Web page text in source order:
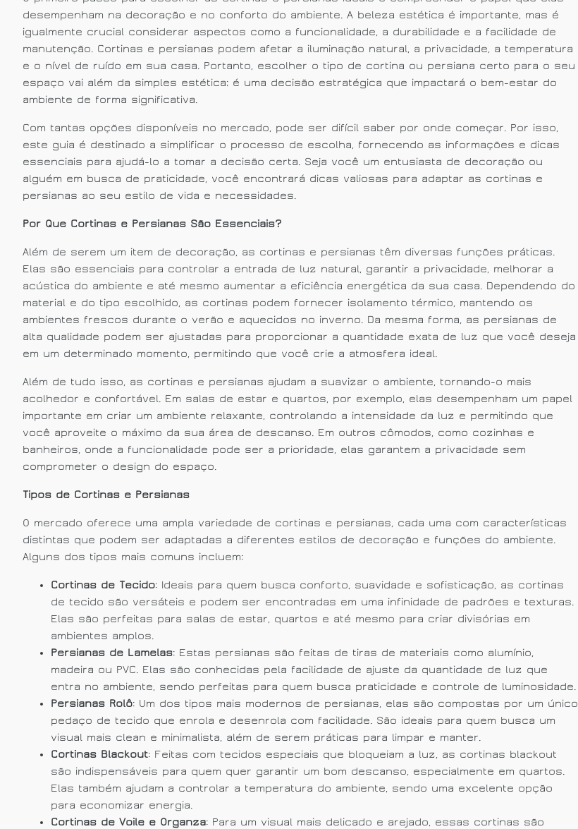
desempenham na decoração e no conforto do ambiente. A beleza estética é importante, mas é
igualmente crucial considerar aspectos como a funcionalidade, a durabilidade e a facilidade de
manutenção. Cortinas e persianas podem afetar a iluminação natural, a privacidade, a temperatura
e o nível de ruído em sua casa. Portanto, escolher o tipo de cortina ou persiana certo para o seu
espaço vai além da simples estética; é uma decisão estratégica que impactará o bem-estar do
ambiente de forma significativa.
Com tantas opções disponíveis no mercado, pode ser difícil saber por onde começar. Por isso,
este guia é destinado a simplificar o processo de escolha, fornecendo as informações e dicas
essenciais para ajudá-lo a tomar a decisão certa. Seja você um entusiasta de decoração ou
alguém em busca de praticidade, você encontrará dicas valiosas para adaptar as cortinas e
persianas ao seu estilo de vida e necessidades.
Por Que Cortinas e Persianas São Essenciais?
Além de serem um item de decoração, as cortinas e persianas têm diversas funções práticas.
Elas são essenciais para controlar a entrada de luz natural, garantir a privacidade, melhorar a
acústica do ambiente e até mesmo aumentar a eficiência energética da sua casa. Dependendo do
material e do tipo escolhido, as cortinas podem fornecer isolamento térmico, mantendo os
ambientes frescos durante o verão e aquecidos no inverno. Da mesma forma, as persianas de
alta qualidade podem ser ajustadas para proporcionar a quantidade exata de luz que você deseja
em um determinado momento, permitindo que você crie a atmosfera ideal.
Além de tudo isso, as cortinas e persianas ajudam a suavizar o ambiente, tornando-o mais
acolhedor e confortável. Em salas de estar e quartos, por exemplo, elas desempenham um papel
importante em criar um ambiente relaxante, controlando a intensidade da luz e permitindo que
você aproveite o máximo da sua área de descanso. Em outros cômodos, como cozinhas e
banheiros, onde a funcionalidade pode ser a prioridade, elas garantem a privacidade sem
comprometer o design do espaço.
Tipos de Cortinas e Persianas
O mercado oferece uma ampla variedade de cortinas e persianas, cada uma com características
distintas que podem ser adaptadas a diferentes estilos de decoração e funções do ambiente.
Alguns dos tipos mais comuns incluem:
Cortinas de Tecido: Ideais para quem busca conforto, suavidade e sofisticação, as cortinas
de tecido são versáteis e podem ser encontradas em uma infinidade de padrões e texturas.
Elas são perfeitas para salas de estar, quartos e até mesmo para criar divisórias em
ambientes amplos.
Persianas de Lamelas: Estas persianas são feitas de tiras de materiais como alumínio,
madeira ou PVC. Elas são conhecidas pela facilidade de ajuste da quantidade de luz que
entra no ambiente, sendo perfeitas para quem busca praticidade e controle de luminosidade.
Persianas Rolô: Um dos tipos mais modernos de persianas, elas são compostas por um único
pedaço de tecido que enrola e desenrola com facilidade. São ideais para quem busca um
visual mais clean e minimalista, além de serem práticas para limpar e manter.
Cortinas Blackout: Feitas com tecidos especiais que bloqueiam a luz, as cortinas blackout
são indispensáveis para quem quer garantir um bom descanso, especialmente em quartos.
Elas também ajudam a controlar a temperatura do ambiente, sendo uma excelente opção
para economizar energia.
Cortinas de Voile e Organza: Para um visual mais delicado e arejado, essas cortinas são